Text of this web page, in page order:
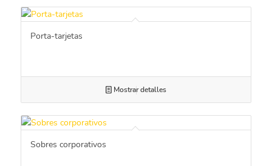
Porta-tarjetas
Mostrar detalles
Sobres corporativos